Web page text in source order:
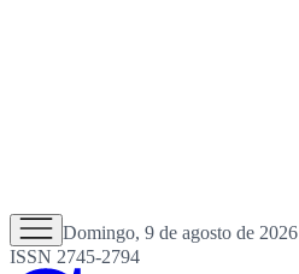
Domingo, 9 de agosto de 2026
ISSN 2745-2794